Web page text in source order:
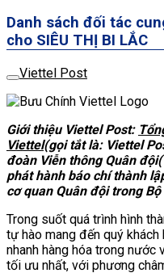
Danh sách đối tác
cho SIÊU THỊ BI LẮC
Viettel Post
Giới thiệu Viettel Post:
Viettel(gọi tắt là: Viettel
đoàn Viễn thông Quân
phát hành báo chí thành
cơ quan Quân đội trong
Trong suốt quá trình hình
tự hào mang đến quý
nhanh hàng hóa trong nước
tối ưu nhất, với phương